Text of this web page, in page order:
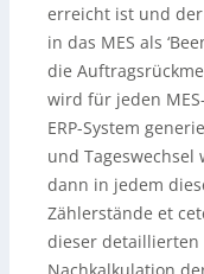
erreicht ist und
in das MES als
die
wird für jeden
ERP-System
und
dann in jedem
Zählerstände et
dieser detaillierten